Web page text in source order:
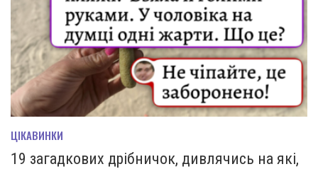
ЦІКАВИНКИ
19 загадкових дрібничок, дивлячись на які,